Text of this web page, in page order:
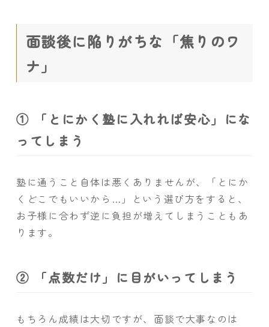
面談後に陥りがちな「焦りのワ
ナ」
① 「とにかく塾に入れれば安心」にな
ってしまう
塾に通うこと自体は悪くありませんが、「とにか
くどこでもいいから…」という選び方をすると、
お子様に合わず逆に負担が増えてしまうこともあ
ります。
② 「点数だけ」に目がいってしまう
もちろん成績は大切ですが、面談で大事なのは